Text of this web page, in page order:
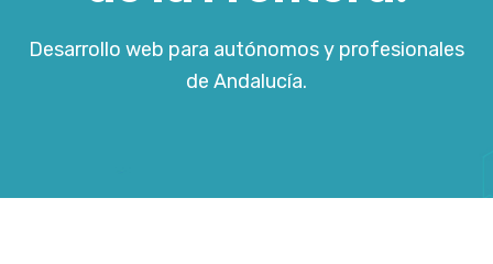
Desarrollo web para autónomos y profesionales
de Andalucía.